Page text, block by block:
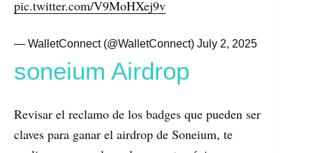
pic.twitter.com/V9MoHXej9v
— WalletConnect (@WalletConnect) July 2, 2025
soneium Airdrop
Revisar el reclamo de los badges que pueden ser
claves para ganar el airdrop de Soneium, te